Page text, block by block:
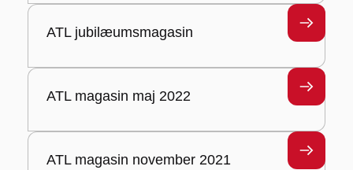
ATL jubilæumsmagasin
ATL magasin maj 2022
ATL magasin november 2021